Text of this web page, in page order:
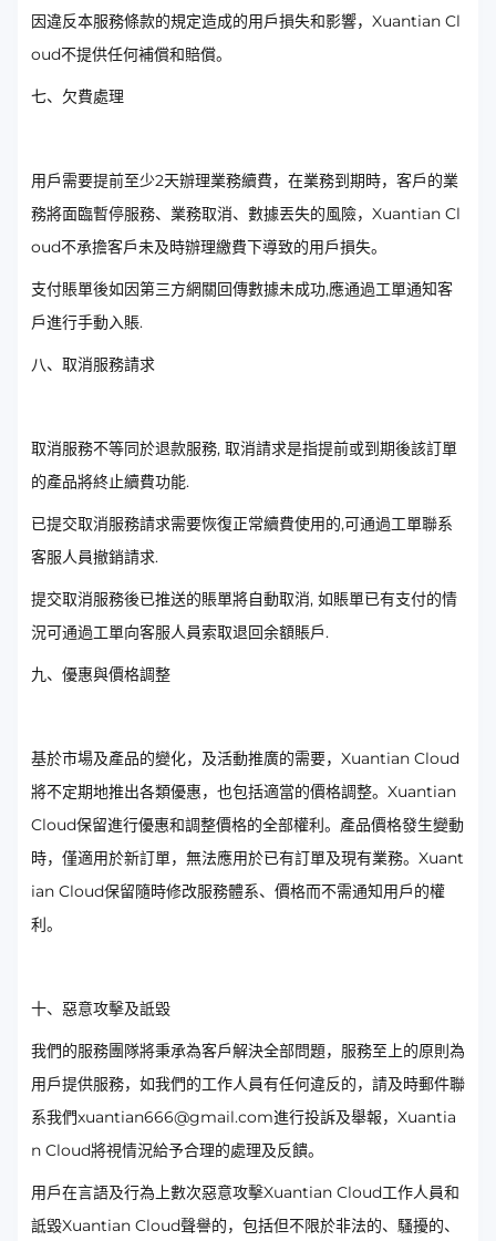
因違反本服務條款的規定造成的用戶損失和影響，Xuantian Cl
oud不提供任何補償和賠償。
七、欠費處理
用戶需要提前至少2天辦理業務續費，在業務到期時，客戶的業
務將面臨暫停服務、業務取消、數據丟失的風險，Xuantian Cl
oud不承擔客戶未及時辦理繳費下導致的用戶損失。
支付賬單後如因第三方網關回傳數據未成功,應通過工單通知客
戶進行手動入賬.
八、取消服務請求
取消服務不等同於退款服務, 取消請求是指提前或到期後該訂單
的產品將終止續費功能.
已提交取消服務請求需要恢復正常續費使用的,可通過工單聯系
客服人員撤銷請求.
提交取消服務後已推送的賬單將自動取消, 如賬單已有支付的情
況可通過工單向客服人員索取退回余額賬戶.
九、優惠與價格調整
基於市場及產品的變化，及活動推廣的需要，Xuantian Cloud
將不定期地推出各類優惠，也包括適當的價格調整。Xuantian
Cloud保留進行優惠和調整價格的全部權利。產品價格發生變動
時，僅適用於新訂單，無法應用於已有訂單及現有業務。Xuant
ian Cloud保留隨時修改服務體系、價格而不需通知用戶的權
利。
十、惡意攻擊及詆毀
我們的服務團隊將秉承為客戶解決全部問題，服務至上的原則為
用戶提供服務，如我們的工作人員有任何違反的，請及時郵件聯
系我們xuantian666@gmail.com進行投訴及舉報，Xuantia
n Cloud將視情況給予合理的處理及反饋。
用戶在言語及行為上數次惡意攻擊Xuantian Cloud工作人員和
詆毀Xuantian Cloud聲譽的，包括但不限於非法的、騷擾的、